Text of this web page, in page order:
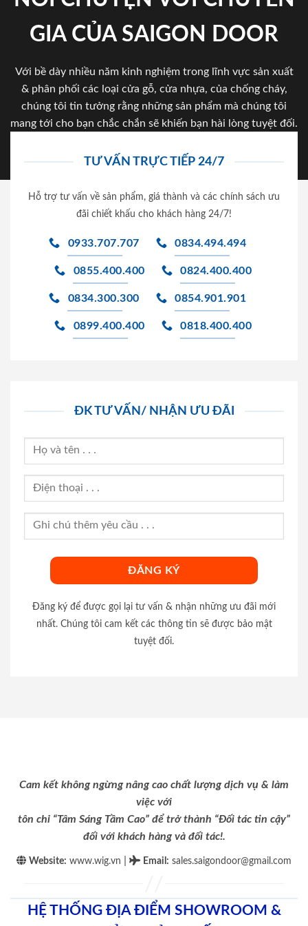
GIA CỦA SAIGON DOOR
Với bề dày nhiều năm kinh nghiệm trong lĩnh vực sản xuất
& phân phối các loại cửa gỗ, cửa nhựa, của chống cháy,
chúng tôi tin tưởng rằng những sản phẩm mà chúng tôi
mang tới cho bạn chắc chắn sẽ khiến bạn hài lòng tuyệt đối.
TƯ VẤN TRỰC TIẾP 24/7
Hỗ trợ tư vấn về sản phẩm, giá thành và các chính sách ưu
đãi chiết khấu cho khách hàng 24/7!
0933.707.707 0834.494.494
0855.400.400 0824.400.400
0834.300.300 0854.901.901
0899.400.400 0818.400.400
ĐK TƯ VẤN/ NHẬN ƯU ĐÃI
Đăng ký để được gọi lại tư vấn & nhận những ưu đãi mới
nhất. Chúng tôi cam kết các thông tin sẽ được bảo mật
tuyệt đối.
Cam kết không ngừng nâng cao chất lượng dịch vụ & làm
việc với
tôn chỉ “Tâm Sáng Tầm Cao” để trở thành “Đối tác tin cậy”
đối với khách hàng và đối tác!.
Website: www.wig.vn Email : sales.saigondoor@gmail.com
HỆ THỐNG ĐỊA ĐIỂM SHOWROOM &